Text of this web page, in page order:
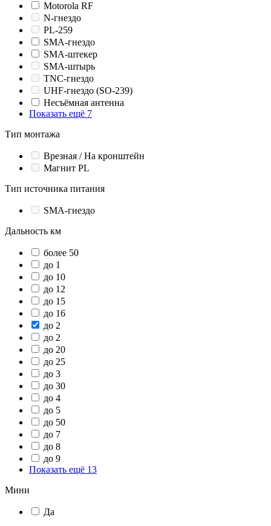
Motorola RF
N-гнездо
PL-259
SMA-гнездо
SMA-штекер
SMA-штырь
TNC-гнездо
UHF-гнездо (SO-239)
Несъёмная антенна
Показать ещё 7
Тип монтажа
Врезная / На кронштейн
Магнит PL
Тип источника питания
SMA-гнездо
Дальность км
более 50
до 1
до 10
до 12
до 15
до 16
до 2
до 2
до 20
до 25
до 3
до 30
до 4
до 5
до 50
до 7
до 8
до 9
Показать ещё 13
Мини
Да